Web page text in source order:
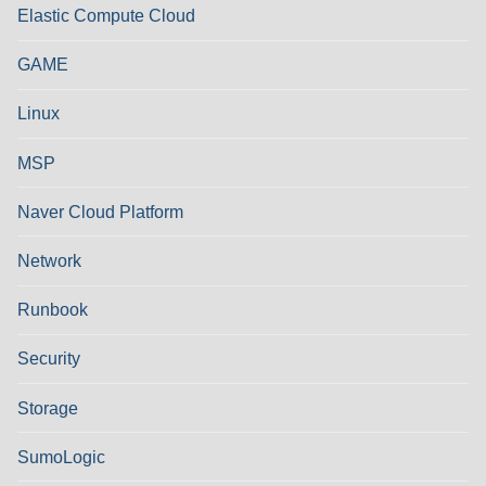
Elastic Compute Cloud
GAME
Linux
MSP
Naver Cloud Platform
Network
Runbook
Security
Storage
SumoLogic